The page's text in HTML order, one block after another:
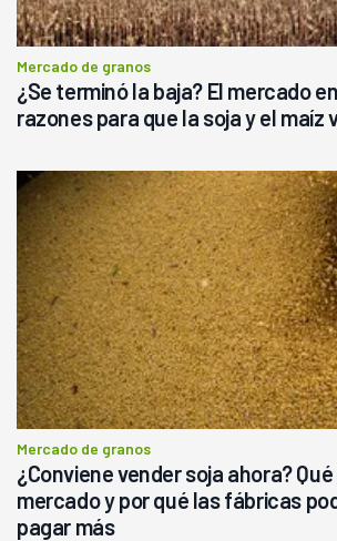
Mercado de granos
¿Se terminó la baja? El mercado
razones para que la soja y el maíz
Mercado de granos
¿Conviene vender soja ahora?
mercado y por qué las fábricas
pagar más